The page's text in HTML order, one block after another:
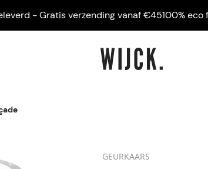
- Gratis verzending vanaf €45100% eco
GEURKAARS